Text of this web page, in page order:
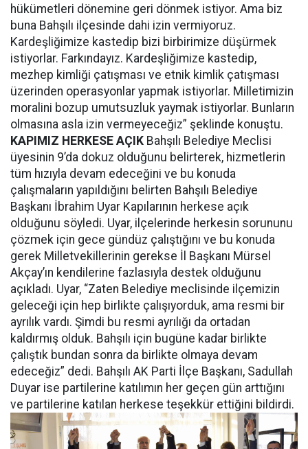
hükümetleri dönemine geri dönmek istiyor. Ama biz
buna Bahşılı ilçesinde dahi izin vermiyoruz.
Kardeşliğimize kastedip bizi birbirimize düşürmek
istiyorlar. Farkındayız. Kardeşliğimize kastedip,
mezhep kimliği çatışması ve etnik kimlik çatışması
üzerinden operasyonlar yapmak istiyorlar. Milletimizin
moralini bozup umutsuzluk yaymak istiyorlar. Bunların
olmasına asla izin vermeyeceğiz” şeklinde konuştu.
KAPIMIZ HERKESE AÇIK Bahşılı Belediye Meclisi
üyesinin 9’da dokuz olduğunu belirterek, hizmetlerin
tüm hızıyla devam edeceğini ve bu konuda
çalışmaların yapıldığını belirten Bahşılı Belediye
Başkanı İbrahim Uyar Kapılarının herkese açık
olduğunu söyledi. Uyar, ilçelerinde herkesin sorununu
çözmek için gece gündüz çalıştığını ve bu konuda
gerek Milletvekillerinin gerekse İl Başkanı Mürsel
Akçay’ın kendilerine fazlasıyla destek olduğunu
açıkladı. Uyar, “Zaten Belediye meclisinde ilçemizin
geleceği için hep birlikte çalışıyorduk, ama resmi bir
ayrılık vardı. Şimdi bu resmi ayrılığı da ortadan
kaldırmış olduk. Bahşılı için bugüne kadar birlikte
çalıştık bundan sonra da birlikte olmaya devam
edeceğiz” dedi. Bahşılı AK Parti İlçe Başkanı, Sadullah
Duyar ise partilerine katılımın her geçen gün arttığını
ve partilerine katılan herkese teşekkür ettiğini bildirdi.